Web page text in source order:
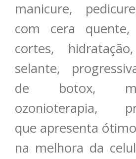
manicure,
com cera
cortes,
selante,
de botox,
ozonioterapia,
que apresenta
na melhora da